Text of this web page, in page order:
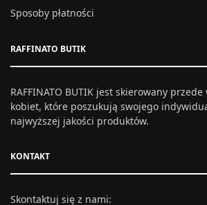
Sposoby płatności
RAFFINATO BUTIK
RAFFINATO BUTIK jest skierowany
kobiet, które poszukują swojego
najwyższej jakości produktów.
KONTAKT
Skontaktuj się z nami: